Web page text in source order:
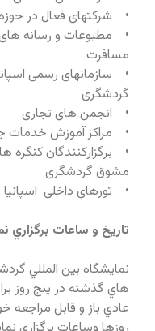
• شرکتهای فعال در
• مطبوعات و رسانه
مسافرت
• سازمانهای رسمی
گردشگری
• انجمن های تجاری
• مراکز آموزش خدمات
• برگزارکنندگان
مشوق گردشگری
• تورهای داخلی
تاريخ و ساعات برگزاري
نمايشگاه بين المللي
هاي گذشته در پنج روز
عادي باز و قابل مراجعه